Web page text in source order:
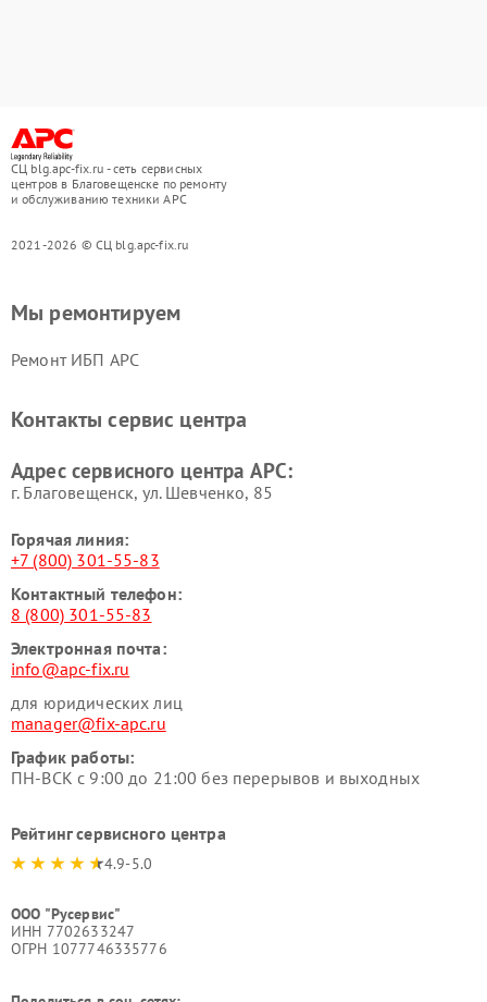
СЦ blg.apc-fix.ru - сеть сервисных
центров в Благовещенске по ремонту
и обслуживанию техники APC
2021-2026 © СЦ blg.apc-fix.ru
Мы ремонтируем
Ремонт ИБП APC
Контакты сервис центра
Адрес сервисного центра APC:
г. Благовещенск, ул. Шевченко, 85
Горячая линия:
+7 (800) 301-55-83
Контактный телефон:
8 (800) 301-55-83
Электронная почта:
info@apc-fix.ru
для юридических лиц
manager@fix-apc.ru
График работы:
ПН-ВСК с 9:00 до 21:00 без перерывов и выходных
Рейтинг сервисного центра
4.9-5.0
ООО "Русервис"
ИНН 7702633247
ОГРН 1077746335776